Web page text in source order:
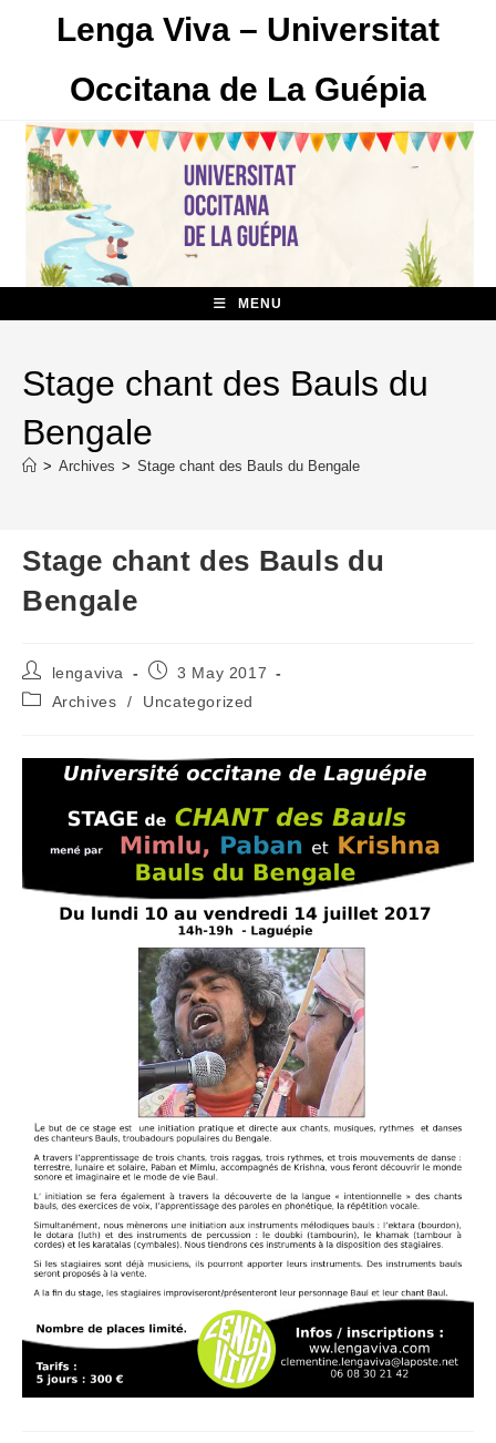
Lenga Viva – Universitat
Occitana de La Guépia
MENU
Stage chant des Bauls du
Bengale
> Archives > Stage chant des Bauls du Bengale
Stage chant des Bauls du
Bengale
Post
author:
lengaviva
Post3 May 2017
PostArchives / Uncategorized